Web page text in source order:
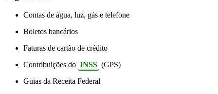
Contas de água, luz, gás e telefone
Boletos bancários
Faturas de cartão de crédito
Contribuições do INSS (GPS)
Guias da Receita Federal